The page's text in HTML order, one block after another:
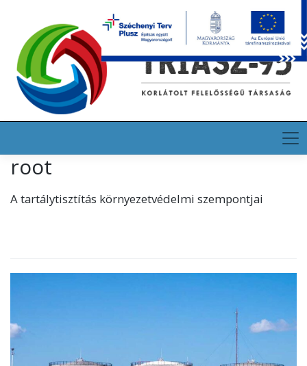
content
EN DE
root
A tartálytisztítás környezetvédelmi szempontjai